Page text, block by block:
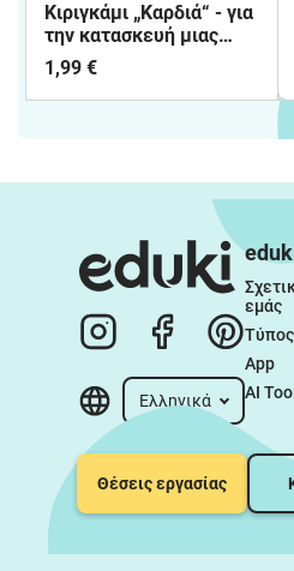
Κιριγκάμι „Καρδιά“ - για
την κατασκευή μιας
κάρτας ή για το
παράθυρο (2D ή 3D, σε
διάφορες εκδόσεις) -
1,99 €
Ελληνικά
εμάς
Τύπος
App
AI
Θέσεις εργασίας